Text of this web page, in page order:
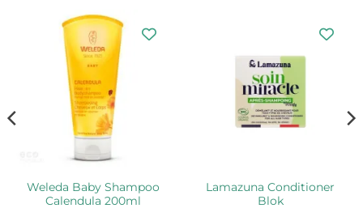
Weleda Baby Shampoo
Calendula 200ml
Lamazuna Conditioner
Blok